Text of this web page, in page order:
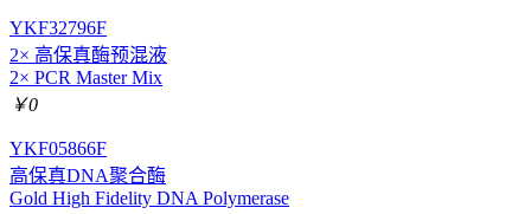
YKF32796F
2× 高保真酶预混液
2× PCR Master Mix
￥0
YKF05866F
高保真DNA聚合酶
Gold High Fidelity DNA Polymerase